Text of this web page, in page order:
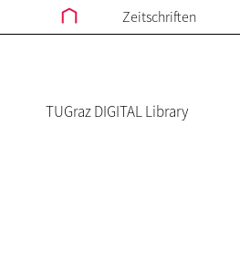
Zeitschriften
TUGraz DIGITAL Library